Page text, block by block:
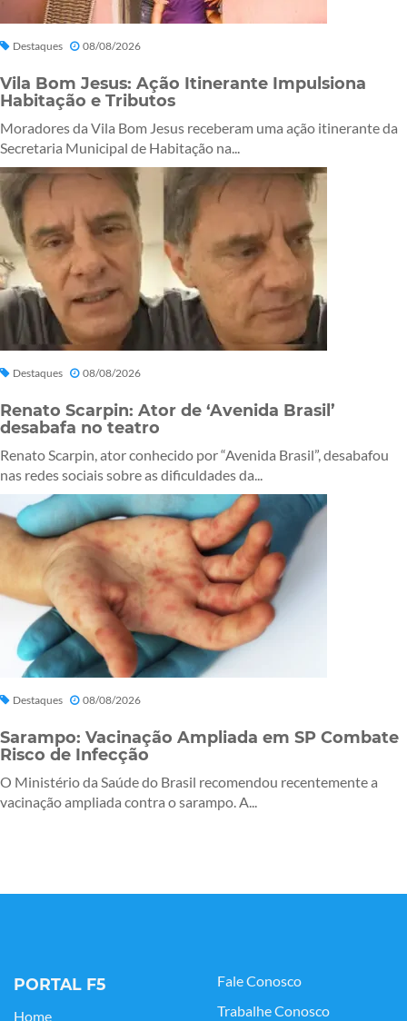
Destaques 08/08/2026
Vila Bom Jesus: Ação Itinerante Impulsiona
Habitação e Tributos
Moradores da Vila Bom Jesus receberam uma ação itinerante da
Secretaria Municipal de Habitação na...
Destaques 08/08/2026
Renato Scarpin: Ator de ‘Avenida Brasil’
desabafa no teatro
Renato Scarpin, ator conhecido por “Avenida Brasil”, desabafou
nas redes sociais sobre as dificuldades da...
Destaques 08/08/2026
Sarampo: Vacinação Ampliada em SP Combate
Risco de Infecção
O Ministério da Saúde do Brasil recomendou recentemente a
vacinação ampliada contra o sarampo. A...
PORTAL F5
Home
Fale Conosco
Trabalhe Conosco